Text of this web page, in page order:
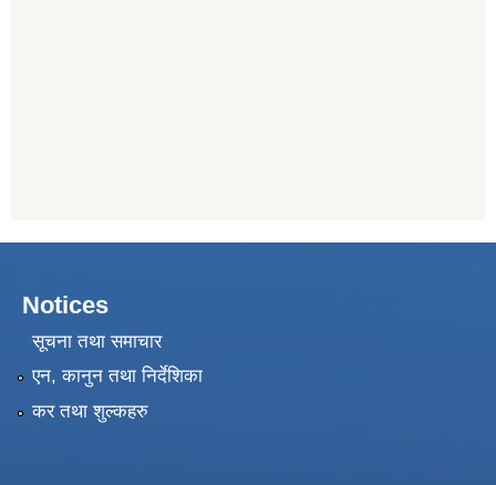
Notices
सूचना तथा समाचार
एन, कानुन तथा निर्देशिका
कर तथा शुल्कहरु